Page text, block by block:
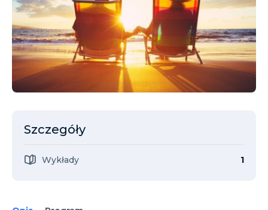
Szczegóły
Wykłady 1